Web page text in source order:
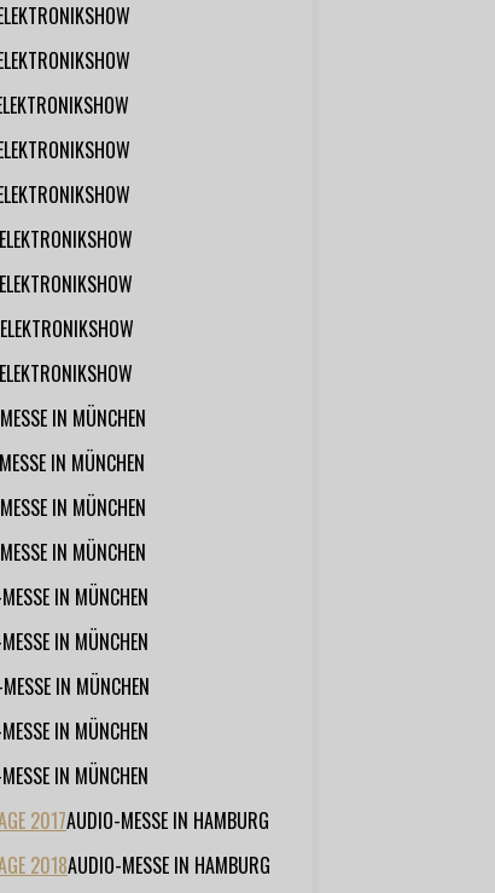
IN MÜNCHEN
IN MÜNCHEN
IN MÜNCHEN
IN MÜNCHEN
IN MÜNCHEN
IN MÜNCHEN
IN MÜNCHEN
IN MÜNCHEN
IN MÜNCHEN
2017AUDIO-MESSE IN HAMBURG
2018AUDIO-MESSE IN HAMBURG